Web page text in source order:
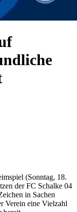
(Sonntag, 18.
der FC Schalke 04
in Sachen
Verein eine Vielzahl